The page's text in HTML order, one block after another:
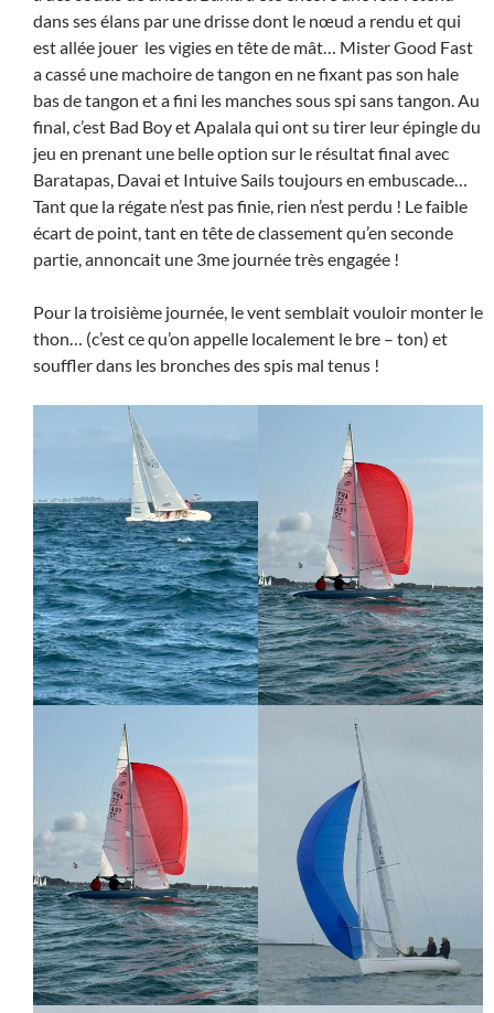
dans ses élans par une drisse dont le nœud a rendu et qui
est allée jouer les vigies en tête de mât… Mister Good Fast
a cassé une machoire de tangon en ne fixant pas son hale
bas de tangon et a fini les manches sous spi sans tangon. Au
final, c’est Bad Boy et Apalala qui ont su tirer leur épingle du
jeu en prenant une belle option sur le résultat final avec
Baratapas, Davai et Intuive Sails toujours en embuscade…
Tant que la régate n’est pas finie, rien n’est perdu ! Le faible
écart de point, tant en tête de classement qu’en seconde
partie, annoncait une 3me journée très engagée !
Pour la troisième journée, le vent semblait vouloir monter le
thon… (c’est ce qu’on appelle localement le bre – ton) et
souffler dans les bronches des spis mal tenus !